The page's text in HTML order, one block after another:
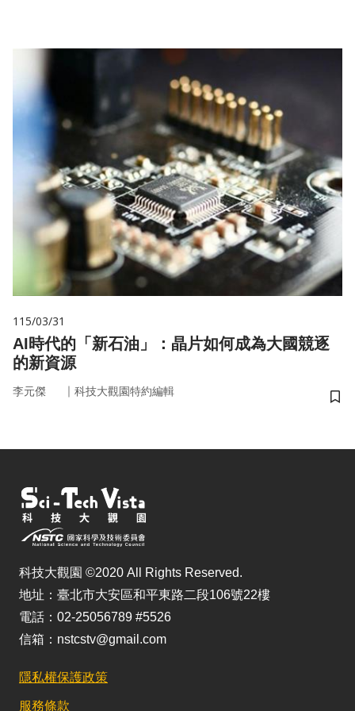
115/03/31
AI時代的「新石油」：晶片如何成為大國競逐
的新資源
李元傑 ｜ 科技大觀園特約編輯
儲
科技大觀園 ©2020 All Rights Reserved.
地址：臺北市大安區和平東路二段106號22樓
電話：02-25056789 #5526
信箱：nstcstv@gmail.com
隱私權保護政策
服務條款